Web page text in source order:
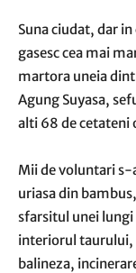
Suna ciudat, dar
gasesc cea mai
martora uneia
Agung Suyasa,
alti 68 de cetateni
Mii de voluntari s-
uriasa din
sfarsitul unei lungi
interiorul taurului,
balineza,